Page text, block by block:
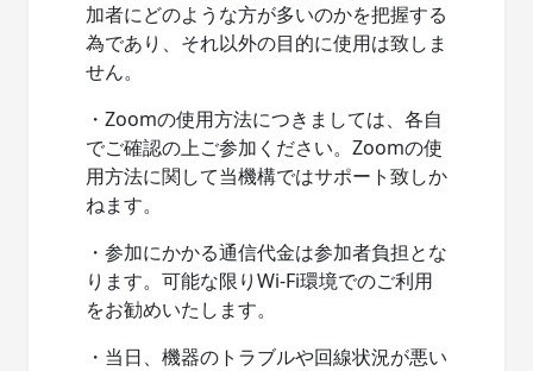
加者にどのような方が多いのかを把握する
為であり、それ以外の目的に使用は致しま
せん。
・Zoomの使用方法につきましては、各自
でご確認の上ご参加ください。Zoomの使
用方法に関して当機構ではサポート致しか
ねます。
・参加にかかる通信代金は参加者負担とな
ります。可能な限りWi-Fi環境でのご利用
をお勧めいたします。
・当日、機器のトラブルや回線状況が悪い